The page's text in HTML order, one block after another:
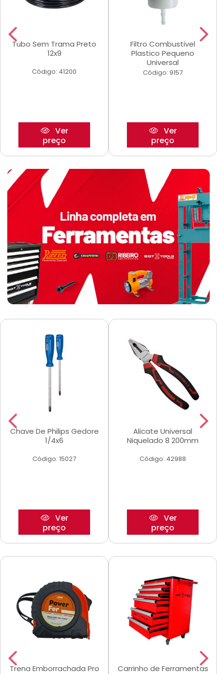
Tubo Sem Trama Preto
12x9
Código: 41200
Ver
preço
Filtro Combustivel
Plastico Pequeno
Universal
Código: 9157
Ver
preço
Chave De Philips Gedore
1/4x6
Código: 15027
Ver
preço
Alicate Universal
Niquelado 8 200mm
Código: 42988
Ver
preço
Trena Emborrachada Pro
Carrinho de Ferramentas